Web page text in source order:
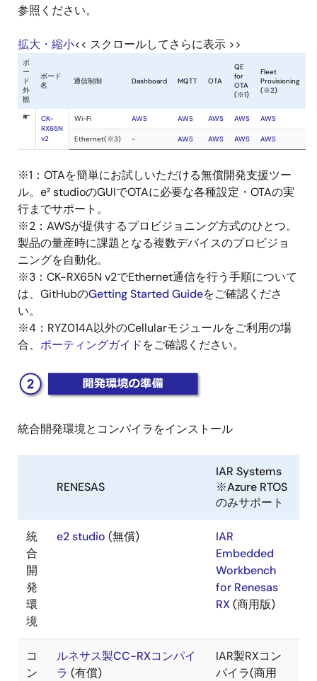
参照ください。
拡大・縮小<< スクロールしてさらに表示 >>
※1：OTAを簡単にお試しいただける無償開発支援ツー
ル。e² studioのGUIでOTAに必要な各種設定・OTAの実
行までサポート。
※2：AWSが提供するプロビジョニング方式のひとつ。
製品の量産時に課題となる複数デバイスのプロビジョ
ニングを自動化。
※3：CK-RX65N v2でEthernet通信を行う手順について
は、GitHubのGetting Started Guideをご確認くださ
い。
※4：RYZ014A以外のCellularモジュールをご利用の場
合、 ポーティングガイドをご確認ください。
画
像
統合開発環境とコンパイラをインストール
RENESAS
IAR Systems
※Azure RTOS
のみサポート
統
合
開
発
環
境
e2 studio (無償)
IAR
Embedded
Workbench
for Renesas
RX(商用版)
コ
ン
ルネサス製CC-RXコンパイ
ラ (有償)
IAR製RXコン
パイラ(商用